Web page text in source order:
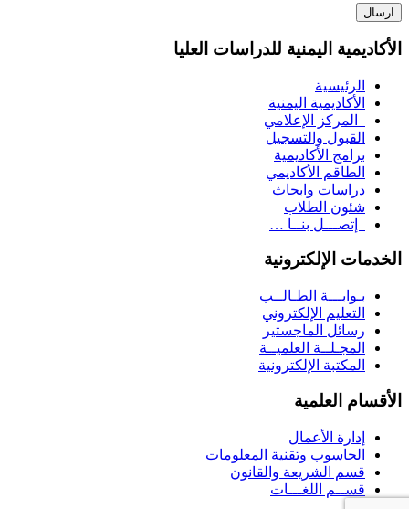
الأكاديمية اليمنية للدراسات العليا
الرئيسية
الأكاديمية اليمنية
المركز الإعلامي
القبول والتسجيل
برامج الأكاديمية
الطاقم الأكاديمي
دراسات وابحاث
شئون الطلاب
إتصـــل بنــا …
الخدمات الإلكترونية
بـوابـــة الطـالــب
التعليم الإلكتروني
رسائل الماجستير
المجـلــة العلميــة
المكتبة الإلكترونية
الأقسام العلمية
إدارة الأعمال
الحاسوب وتقنية المعلومات
قسم الشريعة والقانون
قســم اللغـــات